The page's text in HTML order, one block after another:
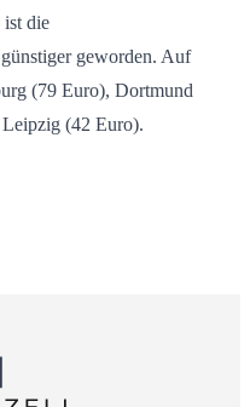
die
geworden. Auf
(79 Euro), Dortmund
(42 Euro).